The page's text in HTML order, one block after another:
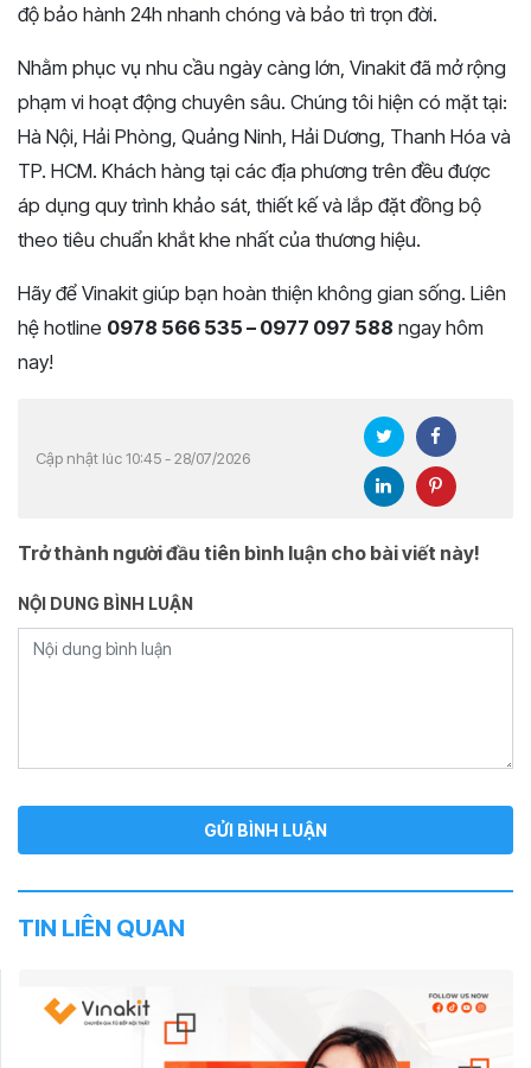
độ bảo hành 24h nhanh chóng và bảo trì trọn đời.
Nhằm phục vụ nhu cầu ngày càng lớn, Vinakit đã mở rộng
phạm vi hoạt động chuyên sâu. Chúng tôi hiện có mặt tại:
Hà Nội, Hải Phòng, Quảng Ninh, Hải Dương, Thanh Hóa và
TP. HCM. Khách hàng tại các địa phương trên đều được
áp dụng quy trình khảo sát, thiết kế và lắp đặt đồng bộ
theo tiêu chuẩn khắt khe nhất của thương hiệu.
Hãy để Vinakit giúp bạn hoàn thiện không gian sống. Liên
hệ hotline 0978 566 535 – 0977 097 588 ngay hôm
nay!
Cập nhật lúc 10:45 - 28/07/2026
Trở thành người đầu tiên bình luận cho bài viết này!
NỘI DUNG BÌNH LUẬN
TIN LIÊN QUAN